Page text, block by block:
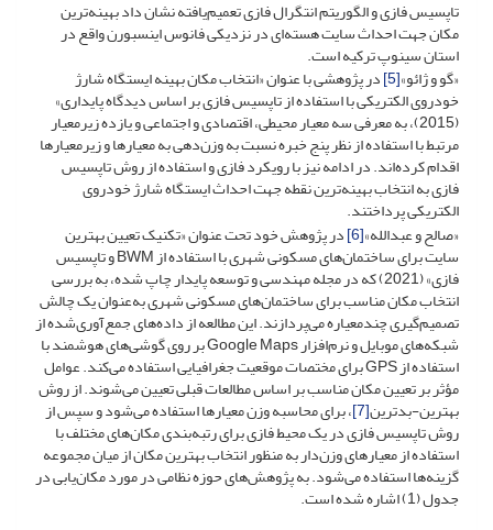
تاپسیس فازی و الگوریتم انتگرال فازی تعمیم‌یافته نشان داد بهینه‌ترین
مکان‌ جهت احداث سایت هسته‌ای در نزدیکی فانوس اینسبورن واقع در
استان سینوپ ترکیه است.
«گو و ژائو»[5] در پژوهشی با عنوان «انتخاب مکان بهینه ایستگاه شارژ
خودروی الکتریکی با استفاده از تاپسیس فازی بر اساس دیدگاه پایداری»
(2015)، به معرفی سه معیار محیطی، اقتصادی و اجتماعی و یازده زیرمعیار
مرتبط با استفاده از نظر پنج خبره نسبت به وزن‌دهی به معیارها و زیرمعیارها
اقدام کرده‌اند. در ادامه نیز با رویکرد فازی و استفاده از روش تاپسیس
فازی به انتخاب بهینه‌ترین نقطه جهت احداث ایستگاه شارژ خودروی
الکتریکی پرداختند.
«صالح و عبدالله»[6] در پژوهش خود تحت عنوان «تکنیک تعیین بهترین
سایت برای ساختمان‌های مسکونی شهری با استفاده از BWM و تاپسیس
فازی» (2021) که در مجله مهندسی و توسعه پایدار چاپ شده، به بررسی
انتخاب مکان مناسب برای ساختمان‌های مسکونی شهری به‌عنوان یک چالش
تصمیم‌گیری چندمعیاره می‌پردازند. این مطالعه از داده‌های جمع‌آوری‌شده از
شبکه‌های موبایل و نرم‌افزار Google Maps بر روی گوشی‌های هوشمند با
استفاده از GPS برای مختصات موقعیت جغرافیایی استفاده می‌کند. عوامل
مؤثر بر تعیین مکان مناسب بر اساس مطالعات قبلی تعیین می‌شوند. از روش
بهترین-بدترین[7] ، برای محاسبه وزن معیارها استفاده می‌شود و سپس از
روش تاپسیس فازی در یک محیط فازی برای رتبه‌بندی مکان‌های مختلف با
استفاده از معیارهای وزن‌دار به منظور انتخاب بهترین مکان از میان مجموعه
گزینه‌ها استفاده می‌شود. به پژوهش‌های حوزه نظامی در مورد مکان‌یابی در
جدول (1) اشاره شده است.